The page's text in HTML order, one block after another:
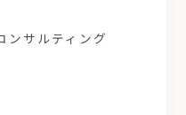
ンサルティング